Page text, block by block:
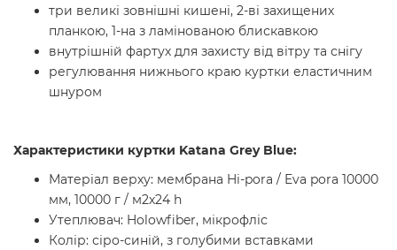
три великі зовнішні кишені, 2-ві захищених
планкою, 1-на з ламінованою блискавкою
внутрішній фартух для захисту від вітру та снігу
регулювання нижнього краю куртки еластичним
шнуром
Характеристики куртки Katana Grey Blue:
Матеріал верху: мембрана Hi-pora / Eva pora 10000
мм, 10000 г / м2х24 h
Утеплювач: Holowfiber, мікрофліс
Колір: сіро-синій, з голубими вставками